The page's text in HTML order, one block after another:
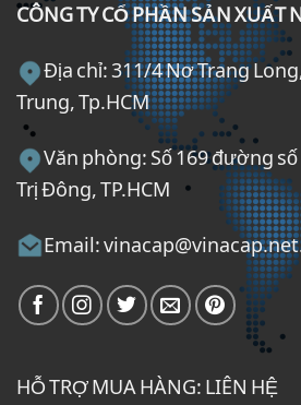
CÔNG TY CỔ PHẦN SẢN XUẤT
Địa chỉ: 311/4 Nơ Trang
Trung, Tp.HCM
Văn phòng: Số 169 đường
Trị Đông, TP.HCM
Email:
HỖ TRỢ MUA HÀNG: LIÊN HỆ